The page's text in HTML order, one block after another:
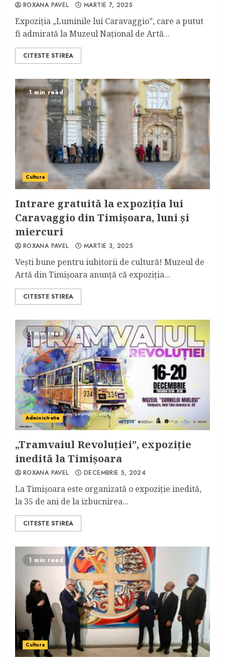
ROXANA PAVEL MARTIE 7, 2025
Expoziția „Luminile lui Caravaggio”, care a putut
fi admirată la Muzeul Național de Artă...
CITESTE STIREA
1 min read
Cultura
Intrare gratuită la expoziția lui
Caravaggio din Timișoara, luni și
miercuri
ROXANA PAVEL MARTIE 3, 2025
Vești bune pentru iubitorii de cultură! Muzeul de
Artă din Timișoara anunță că expoziția...
CITESTE STIREA
1 min read
Administratie
„Tramvaiul Revoluției”, expoziție
inedită la Timișoara
ROXANA PAVEL DECEMBRIE 5, 2024
La Timișoara este organizată o expoziție inedită,
la 35 de ani de la izbucnirea...
CITESTE STIREA
1 min read
Cultura